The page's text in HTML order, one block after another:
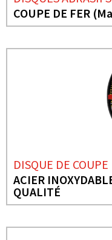
COUPE DE FER
DISQUE DE COUPE
ACIER
QUALITÉ